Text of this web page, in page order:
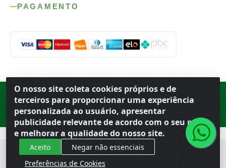
O nosso site coleta cookies próprios e de
terceiros para proporcionar uma experiência
personalizada ao usuário, apresentar
publicidade relevante de acordo com o seu perfil
e melhorar a qualidade do nosso site.
Aceito
Negar não essenciais
Preferências de Cookies
PAGAMENTO
Rod. SP-215, s/n, km 98 — Área Rural Porto Ferreira ·BR
· CEP
· CNPJ 56.679.863/0001-91
© 2026 Atacado Ideal